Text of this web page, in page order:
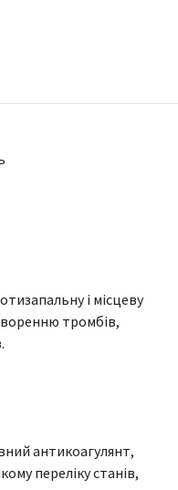
і місцеву
тромбів,
антикоагулянт,
переліку станів,